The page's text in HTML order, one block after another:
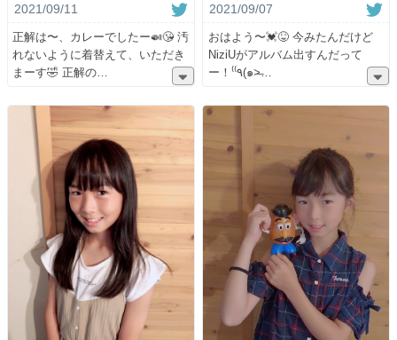
2021/09/11
正解は〜、カレーでしたー🍛😘 汚
れないように着替えて、いただき
まーす🤣 正解の
2021/09/07
おはよう〜💓😝 今みたんだけど
NiziUがアルバム出すんだって
ー！⁽⁽٩(๑˃̶